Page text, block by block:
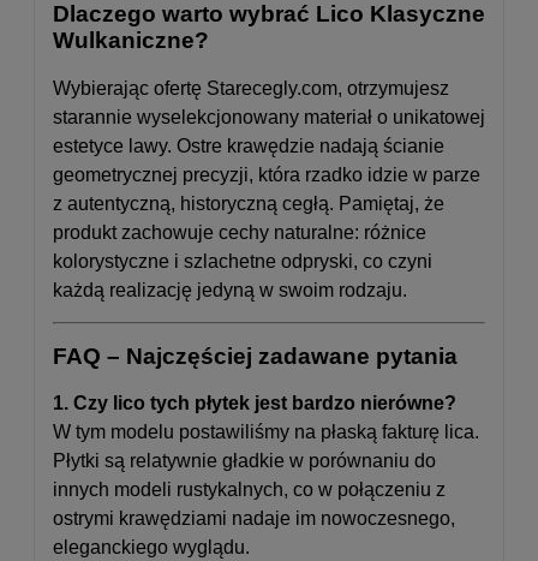
Dlaczego warto wybrać Lico Klasyczne
Wulkaniczne?
Wybierając ofertę Starecegly.com, otrzymujesz
starannie wyselekcjonowany materiał o unikatowej
estetyce lawy. Ostre krawędzie nadają ścianie
geometrycznej precyzji, która rzadko idzie w parze
z autentyczną, historyczną cegłą. Pamiętaj, że
produkt zachowuje cechy naturalne: różnice
kolorystyczne i szlachetne odpryski, co czyni
każdą realizację jedyną w swoim rodzaju.
FAQ – Najczęściej zadawane pytania
1. Czy lico tych płytek jest bardzo nierówne?
W tym modelu postawiliśmy na płaską fakturę lica.
Płytki są relatywnie gładkie w porównaniu do
innych modeli rustykalnych, co w połączeniu z
ostrymi krawędziami nadaje im nowoczesnego,
eleganckiego wyglądu.